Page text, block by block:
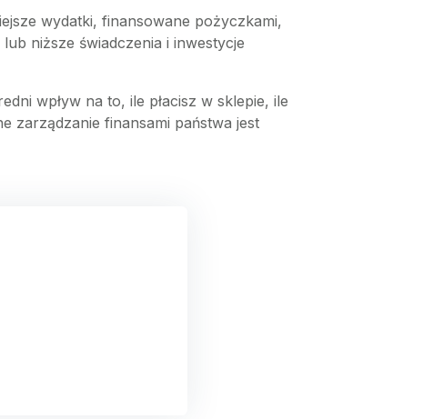
wydatki, finansowane pożyczkami,
niższe świadczenia i inwestycje
wpływ na to, ile płacisz w sklepie, ile
zarządzanie finansami państwa jest